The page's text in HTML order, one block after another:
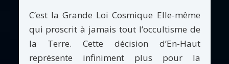
C’est la Grande Loi Cosmique Elle-même
qui proscrit à jamais tout l’occultisme de
la Terre. Cette décision d’En-Haut
représente infiniment plus pour la